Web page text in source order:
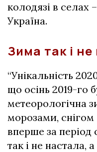
колодязі в селах
Україна.
Зима так і
“Унікальність
що осінь 2019-го
метеорологічна
морозами, снігом
вперше за період
так і не настала,